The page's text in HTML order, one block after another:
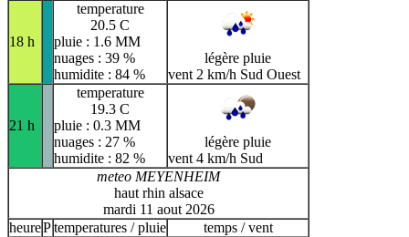
18 h
temperature
20.5 C
pluie : 1.6 MM
nuages : 39 %
humidite : 84 %
légère pluie
vent 2 km/h Sud Ouest
21 h
temperature
19.3 C
pluie : 0.3 MM
nuages : 27 %
humidite : 82 %
légère pluie
vent 4 km/h Sud
meteo MEYENHEIM
haut rhin alsace
mardi 11 aout 2026
heurePtemperatures / pluie temps / vent